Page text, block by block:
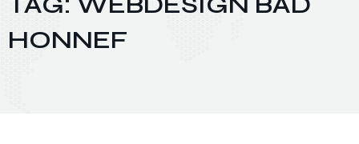
Dienstleistungen
HONNEF